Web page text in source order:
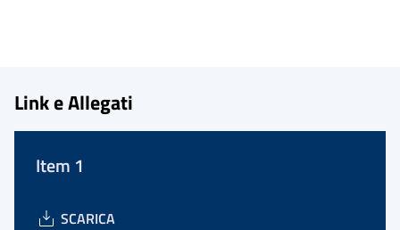
Link e Allegati
Item 1
SCARICA